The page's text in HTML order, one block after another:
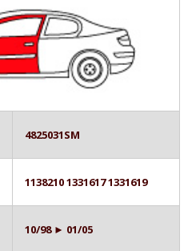
4825031SM
1138210 1331617 1331619
10/98 ► 01/05